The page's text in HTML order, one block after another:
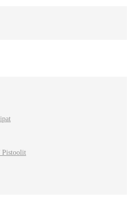
Pistoolit